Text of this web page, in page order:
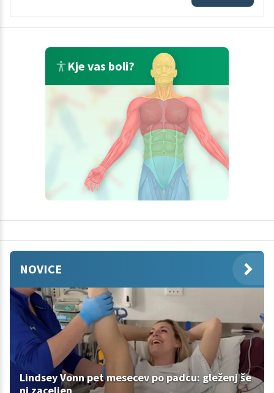
Kje vas boli?
NOVICE
Lindsey Vonn pet mesecev po padcu: gleženj še
ni zaceljen